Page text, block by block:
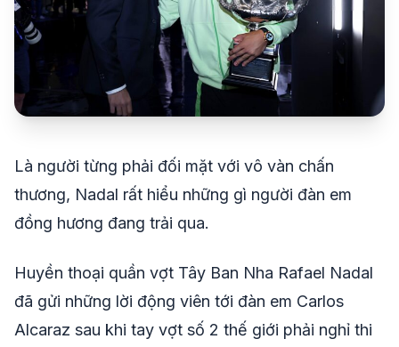
Là người từng phải đối mặt với vô vàn chấn
thương, Nadal rất hiểu những gì người đàn em
đồng hương đang trải qua.
Huyền thoại quần vợt Tây Ban Nha Rafael Nadal
đã gửi những lời động viên tới đàn em Carlos
Alcaraz sau khi tay vợt số 2 thế giới phải nghỉ thi